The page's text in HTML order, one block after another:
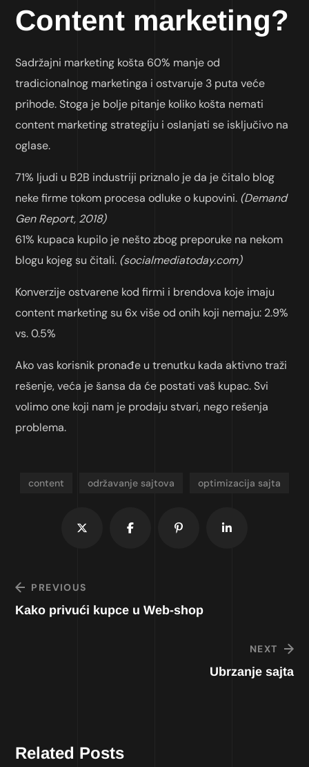
Content marketing?
Sadržajni marketing košta 60% manje od
tradicionalnog marketinga i ostvaruje 3 puta veće
prihode. Stoga je bolje pitanje koliko košta nemati
content marketing strategiju i oslanjati se isključivo na
oglase.
71% ljudi u B2B industriji priznalo je da je čitalo blog
neke firme tokom procesa odluke o kupovini. (Demand
Gen Report, 2018)
61% kupaca kupilo je nešto zbog preporuke na nekom
blogu kojeg su čitali. (socialmediatoday.com)
Konverzije ostvarene kod firmi i brendova koje imaju
content marketing su 6x više od onih koji nemaju: 2.9%
vs. 0.5%
Ako vas korisnik pronađe u trenutku kada aktivno traži
rešenje, veća je šansa da će postati vaš kupac. Svi
volimo one koji nam je prodaju stvari, nego rešenja
problema.
content održavanje sajtova optimizacija sajta
PREVIOUS
Kako privući kupce u Web-shop
NEXT
Ubrzanje sajta
Related Posts